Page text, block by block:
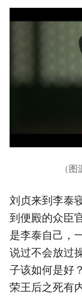
（
刘贞来到李泰
到便殿的众臣
是李泰自己，
说过不会放过
子该如何是好
荣王后之死有